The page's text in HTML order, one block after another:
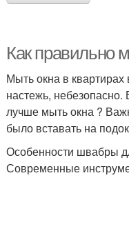
Как правильно
Мыть окна в квартирах
настежь,
лучше мыть окна ?
было вставать на
Особенности швабры
Современные